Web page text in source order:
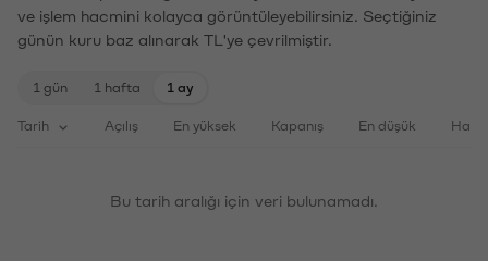
ve işlem hacmini kolayca görüntüleyebilirsiniz. Seçtiğiniz
günün kuru baz alınarak TL'ye çevrilmiştir.
1 gün 1 hafta 1 ay
Tarih Açılış En yüksek Kapanış En düşük
Bu tarih aralığı için veri bulunamadı.